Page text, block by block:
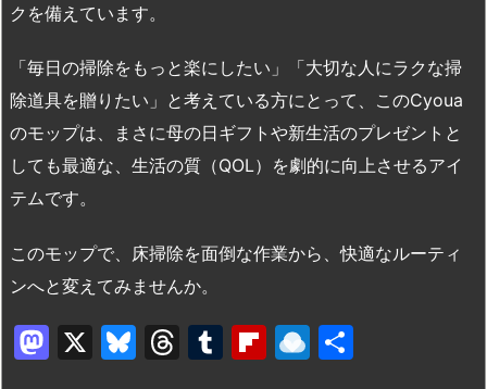
クを備えています。
「毎日の掃除をもっと楽にしたい」「大切な人にラクな掃
除道具を贈りたい」と考えている方にとって、このCyoua
のモップは、まさに母の日ギフトや新生活のプレゼントと
しても最適な、生活の質（QOL）を劇的に向上させるアイ
テムです。
このモップで、床掃除を面倒な作業から、快適なルーティ
ンへと変えてみませんか。
M X
Bl T
T
Fl R